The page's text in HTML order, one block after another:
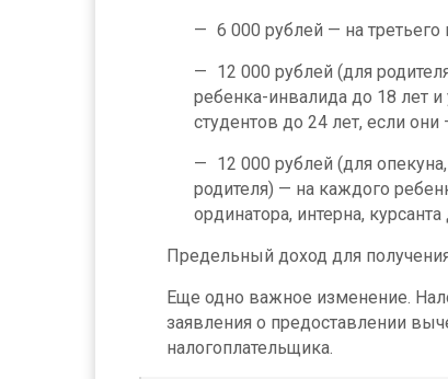
6 000 рублей — на
12 000 рублей (для
ребенка-инвалида до 18 лет
студентов до 24 лет, если
12 000 рублей (для
родителя) — на каждого
ординатора, интерна,
Предельный доход для
Еще одно важное изменение.
заявления о предоставлении
налогоплательщика.